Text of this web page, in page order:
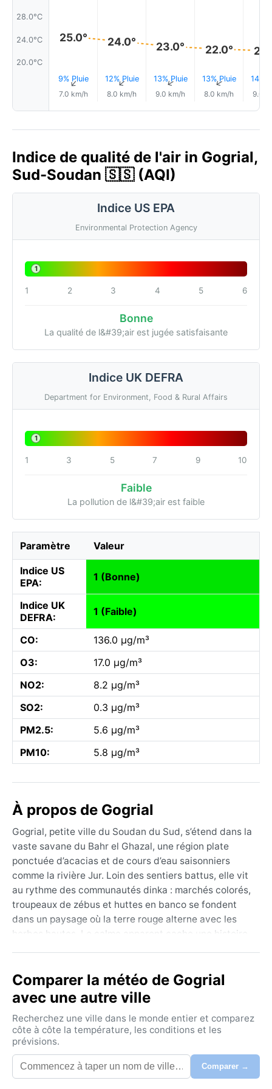
28.0°C
24.0°C
20.0°C
25.0°
9% Pluie
↑
7.0 km/h
24.0°
12% Pluie
↑
8.0 km/h
23.0°
13% Pluie
↑
9.0 km/h
22.0°
13% Pluie
↑
8.0 km/h
14%
9.0
Indice de qualité de l'air in Gogrial,
Sud-Soudan 🇸🇸 (AQI)
Indice US EPA
Environmental Protection Agency
1
1 2 3 4 5 6
Bonne
La qualité de l&#39;air est jugée satisfaisante
Indice UK DEFRA
Department for Environment, Food & Rural Affairs
1
1 3 5 7 9 10
Faible
La pollution de l&#39;air est faible
Paramètre Valeur
Indice US
EPA:
1 (Bonne)
Indice UK
DEFRA:
1 (Faible)
CO:
136.0 µg/m³
O3:
17.0 µg/m³
NO2:
8.2 µg/m³
SO2:
0.3 µg/m³
PM2.5:
5.6 µg/m³
PM10:
5.8 µg/m³
À propos de Gogrial
Gogrial, petite ville du Soudan du Sud, s’étend dans la
vaste savane du Bahr el Ghazal, une région plate
ponctuée d’acacias et de cours d’eau saisonniers
comme la rivière Jur. Loin des sentiers battus, elle vit
au rythme des communautés dinka : marchés colorés,
troupeaux de zébus et huttes en banco se fondent
dans un paysage où la terre rouge alterne avec les
herbes hautes. Le calme apparent cache une histoire
quotidienne suit les cycles du ciel plus que ceux des
horloges.
Classé Aw – savane tropicale selon Köppen – le climat
de Gogrial oppose une longue saison des pluies, de
mai à octobre, à une saison sèche très marquée, de
novembre à avril. L’été austral apporte des
précipitations abondantes, une humidité étouffante
Comparer la météo de Gogrial
avec une autre ville
Recherchez une ville dans le monde entier et comparez
côte à côte la température, les conditions et les
prévisions.
Comparer →